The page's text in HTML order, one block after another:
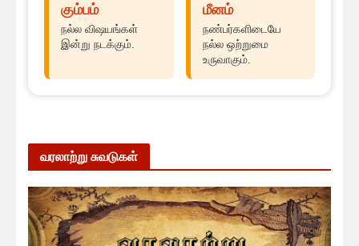
கும்பம்
நல்ல விஷயங்கள்
இன்று நடக்கும்.
மீனம்
நண்பர்களிடையே
நல்ல ஒற்றுமை
உருவாகும்.
வரலாற்று சுவடுகள்